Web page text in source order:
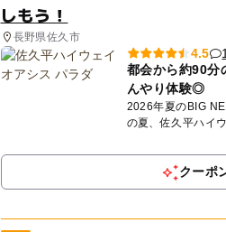
しもう！
長野県佐久市
4.5
都会から約90分
んやり体験◎
2026年夏のBIG
の夏、佐久平ハイ
クーポ